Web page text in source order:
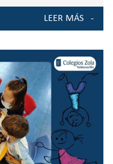
y relaciones
LEER MÁS